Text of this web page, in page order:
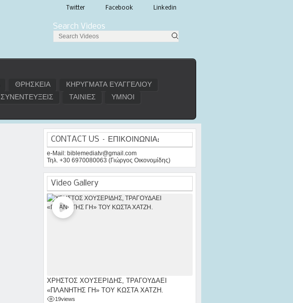
Twitter Facebook Linkedin
Search Videos
ΘΡΗΣΚΕΙΑ
ΚΗΡΥΓΜΑΤΑ ΕΥΑΓΓΕΛΙΟΥ
ΣΥΝΕΝΤΕΥΞΕΙΣ ΤΑΙΝΙΕΣ ΥΜΝΟΙ
CONTACT US – ΕΠΙΚΟΙΝΩΝΙΑ:
e-Mail: biblemediatv@gmail.com
Τηλ. +30 6970080063 (Γιώργος Οικονομίδης)
Video Gallery
ΧΡΗΣΤΟΣ ΧΟΥΣΕΡΙΔΗΣ, ΤΡΑΓΟΥΔΑΕΙ
«ΠΛΑΝΗΤΗΣ ΓΗ» ΤΟΥ ΚΩΣΤΑ ΧΑΤΖΗ.
19views